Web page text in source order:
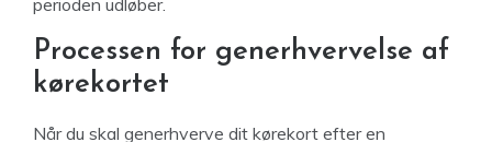
perioden udløber.
Processen for generhvervelse af
kørekortet
Når du skal generhverve dit kørekort efter en